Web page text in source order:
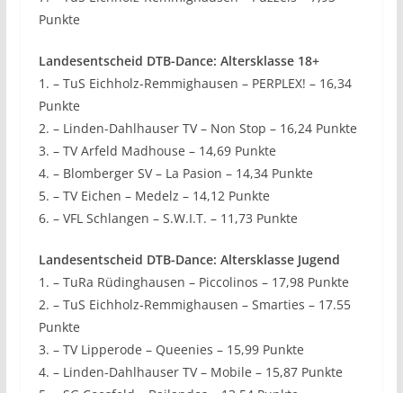
Punkte
Landesentscheid DTB-Dance: Altersklasse 18+
1. – TuS Eichholz-Remmighausen – PERPLEX! – 16,34
Punkte
2. – Linden-Dahlhauser TV – Non Stop – 16,24 Punkte
3. – TV Arfeld Madhouse – 14,69 Punkte
4. – Blomberger SV – La Pasion – 14,34 Punkte
5. – TV Eichen – Medelz – 14,12 Punkte
6. – VFL Schlangen – S.W.I.T. – 11,73 Punkte
Landesentscheid DTB-Dance: Altersklasse Jugend
1. – TuRa Rüdinghausen – Piccolinos – 17,98 Punkte
2. – TuS Eichholz-Remmighausen – Smarties – 17.55
Punkte
3. – TV Lipperode – Queenies – 15,99 Punkte
4. – Linden-Dahlhauser TV – Mobile – 15,87 Punkte